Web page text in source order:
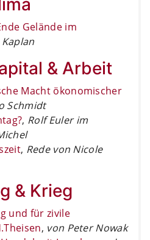
Gelände im
& Arbeit
Macht ökonomischer
Schmidt
, Rolf Euler im
, Rede von Nicole
& Krieg
und für zivile
, von Peter Nowak